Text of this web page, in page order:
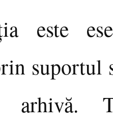
este
suportul
arhivă.